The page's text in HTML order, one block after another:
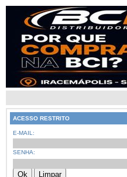
ACESSO RESTRITO
E-MAIL:
SENHA: